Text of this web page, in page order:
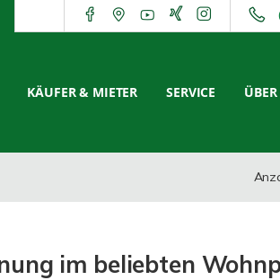
KÄUFER & MIETER SERVICE
im beliebten